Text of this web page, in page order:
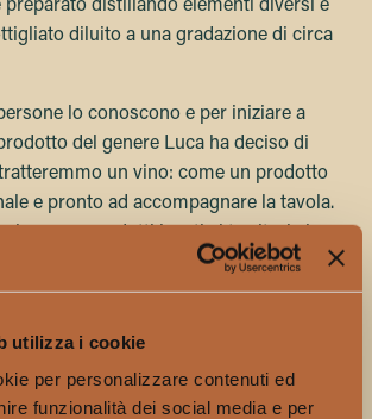
utilizza i cookie
per personalizzare contenuti ed
funzionalità dei social media e per
preparato distillando elementi diversi e
diluito a una gradazione di circa
lo conoscono e per iniziare a
del genere Luca ha deciso di
un vino: come un prodotto
e pronto ad accompagnare la tavola.
accompagnano in maniera
che sugli stessi territori insistono.
facendo degli eventi assieme a
alcolici giapponesi alla cucina
ci sono decine di regioni e